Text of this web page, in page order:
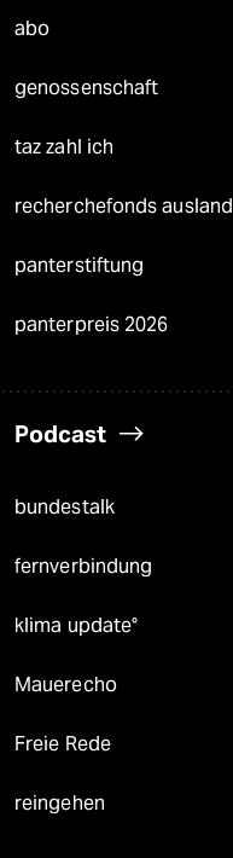
abo
genossenschaft
taz zahl ich
recherchefonds ausland
panterstiftung
panterpreis 2026
Podcast
bundestalk
fernverbindung
klima update°
Mauerecho
Freie Rede
reingehen